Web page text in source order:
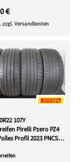
€
zzgl. Versandkosten
107Y
Pirelli Pzero PZ4
Profil 2023 PNCS